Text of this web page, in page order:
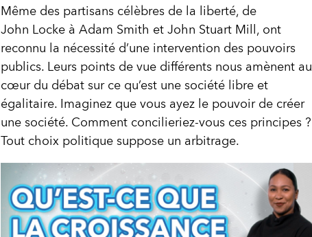
Même des partisans célèbres de la liberté, de
John Locke à Adam Smith et John Stuart Mill, ont
reconnu la nécessité d’une intervention des pouvoirs
publics. Leurs points de vue différents nous amènent au
cœur du débat sur ce qu’est une société libre et
égalitaire. Imaginez que vous ayez le pouvoir de créer
une société. Comment concilieriez-vous ces principes ?
Tout choix politique suppose un arbitrage.